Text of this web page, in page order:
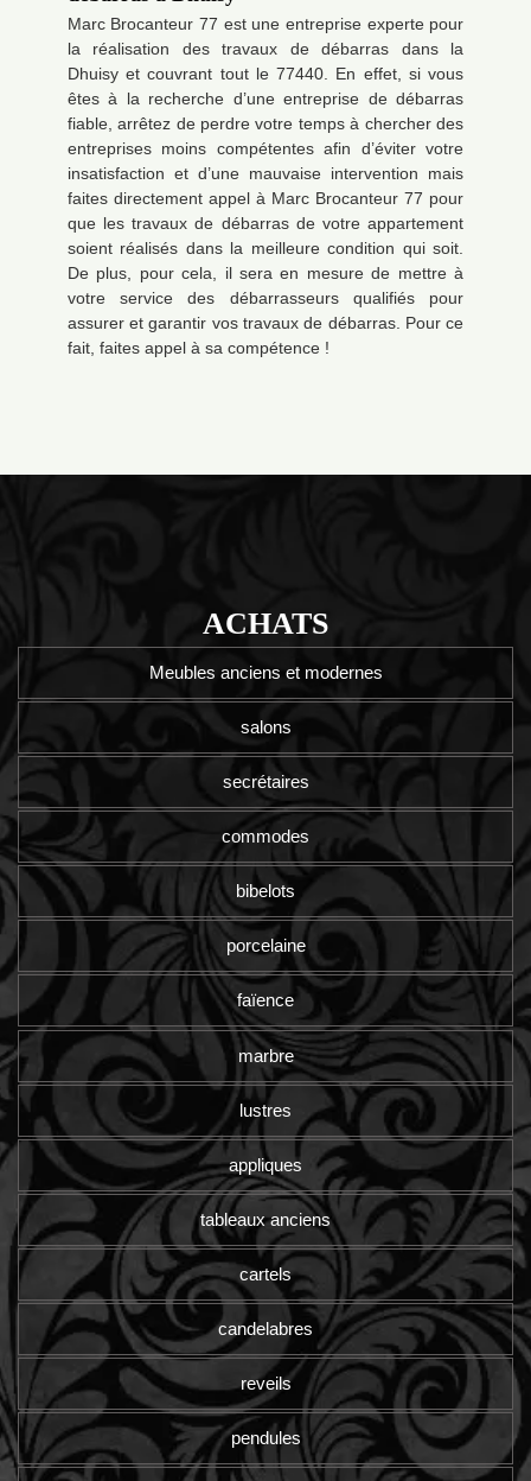
Marc Brocanteur 77 est une entreprise experte pour
la réalisation des travaux de débarras dans la
Dhuisy et couvrant tout le 77440. En effet, si vous
êtes à la recherche d’une entreprise de débarras
fiable, arrêtez de perdre votre temps à chercher des
entreprises moins compétentes afin d’éviter votre
insatisfaction et d’une mauvaise intervention mais
faites directement appel à Marc Brocanteur 77 pour
que les travaux de débarras de votre appartement
soient réalisés dans la meilleure condition qui soit.
De plus, pour cela, il sera en mesure de mettre à
votre service des débarrasseurs qualifiés pour
assurer et garantir vos travaux de débarras. Pour ce
fait, faites appel à sa compétence !
ACHATS
Meubles anciens et modernes
salons
secrétaires
commodes
bibelots
porcelaine
faïence
marbre
lustres
appliques
tableaux anciens
cartels
candelabres
reveils
pendules